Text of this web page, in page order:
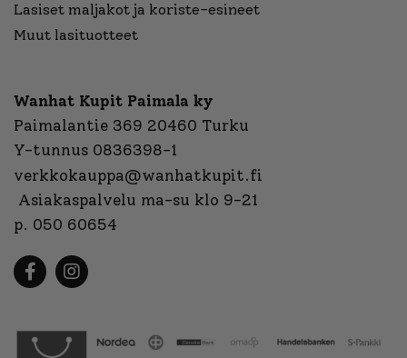
Lasiset maljakot ja koriste-esineet
Muut lasituotteet
Wanhat Kupit Paimala ky
Paimalantie 369 20460 Turku
Y-tunnus 0836398-1
verkkokauppa@wanhatkupit.fi
Asiakaspalvelu ma-su klo 9-21
p. 050 60654